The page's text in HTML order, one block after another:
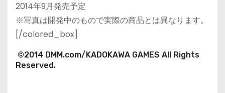
2014年9月発売予定
※写真は開発中のもので実際の商品とは異なります。
[/colored_box]
©2014 DMM.com/KADOKAWA GAMES All Rights
Reserved.